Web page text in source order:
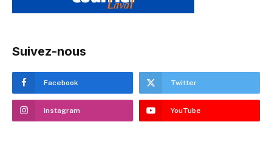
Suivez-nous
Facebook Twitter
Instagram YouTube